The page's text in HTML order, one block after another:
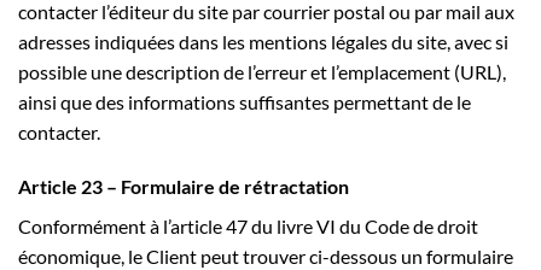
contacter l’éditeur du site par courrier postal ou par mail aux
adresses indiquées dans les mentions légales du site, avec si
possible une description de l’erreur et l’emplacement (URL),
ainsi que des informations suffisantes permettant de le
contacter.
Article 23 – Formulaire de rétractation
Conformément à l’article 47 du livre VI du Code de droit
économique, le Client peut trouver ci-dessous un formulaire